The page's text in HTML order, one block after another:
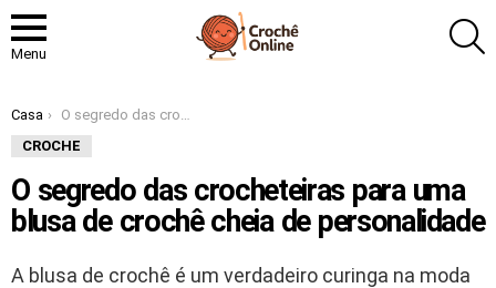
Menu
Você está aqui:
Casa
O segredo das crocheteiras para uma blusa de crochê cheia de personalidade
CROCHE
O segredo das crocheteiras para uma
blusa de crochê cheia de personalidade
A blusa de crochê é um verdadeiro curinga na moda